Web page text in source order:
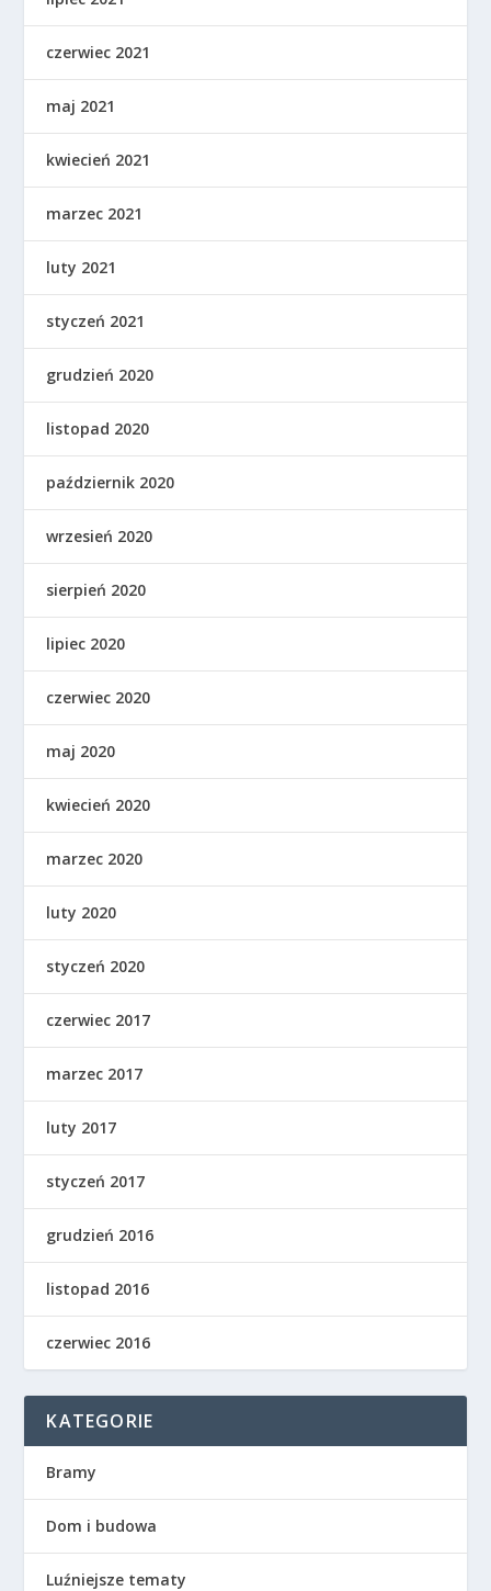
czerwiec 2021
maj 2021
kwiecień 2021
marzec 2021
luty 2021
styczeń 2021
grudzień 2020
listopad 2020
październik 2020
wrzesień 2020
sierpień 2020
lipiec 2020
czerwiec 2020
maj 2020
kwiecień 2020
marzec 2020
luty 2020
styczeń 2020
czerwiec 2017
marzec 2017
luty 2017
styczeń 2017
grudzień 2016
listopad 2016
czerwiec 2016
KATEGORIE
Bramy
Dom i budowa
Luźniejsze tematy